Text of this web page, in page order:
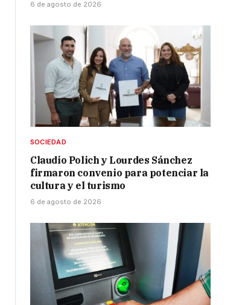
6 de agosto de 2026
SOCIEDAD
Claudio Polich y Lourdes Sánchez
firmaron convenio para potenciar la
cultura y el turismo
6 de agosto de 2026